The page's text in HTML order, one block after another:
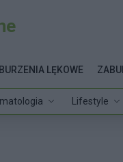
Lifestyle
LĘKOWE